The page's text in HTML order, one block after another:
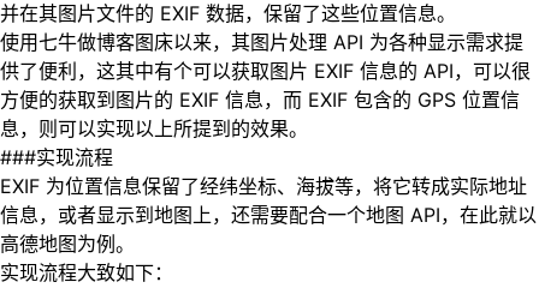
并在其图片文件的 EXIF 数据，保留了这些位置信息。
使用七牛做博客图床以来，其图片处理 API 为各种显示需求提
供了便利，这其中有个可以获取图片 EXIF 信息的 API，可以很
方便的获取到图片的 EXIF 信息，而 EXIF 包含的 GPS 位置信
息，则可以实现以上所提到的效果。
###实现流程
EXIF 为位置信息保留了经纬坐标、海拔等，将它转成实际地址
信息，或者显示到地图上，还需要配合一个地图 API，在此就以
高德地图为例。
实现流程大致如下：